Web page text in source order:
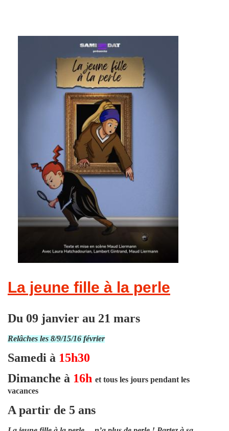
La jeune fille à la perle
Du 09 janvier au 21 mars
Relâches les 8/9/15/16 février
Samedi à 15h30
Dimanche à 16h et tous les jours pendant les
vacances
A partir de 5 ans